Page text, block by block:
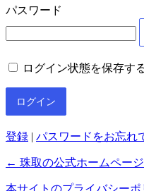
パスワード
ログイン状態を保存す
登録 | パスワードをお忘れ
← 珠取の公式ホームペー